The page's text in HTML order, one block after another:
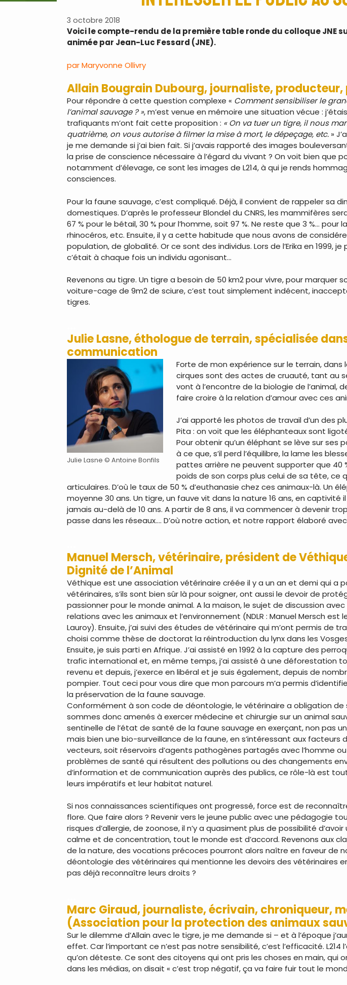
3 octobre 2018
Voici le compte-rendu de la première table ronde du colloque JNE
animée par Jean-Luc Fessard (JNE).
parMaryvonne Ollivry
Allain Bougrain Dubourg, journaliste, producteur,
Pour répondre à cette question complexe « Comment sensibiliser le
l’animal sauvage ? », m’est venue en mémoire une situation vécue :
trafiquants m’ont fait cette proposition : « On va tuer un tigre, il nous
quatrième, on vous autorise à filmer la mise à mort, le dépeçage, etc. »
je me demande si j’ai bien fait. Si j’avais rapporté des images
la prise de conscience nécessaire à l’égard du vivant ? On voit bien que
notamment d’élevage, ce sont les images de L214, à qui je rends
consciences.
Pour la faune sauvage, c’est compliqué. Déjà, il convient de rappeler sa
domestiques. D’après le professeur Blondel du CNRS, les mammifères
67 % pour le bétail, 30 % pour l’homme, soit 97 %. Ne reste que 3 %… pour
rhinocéros, etc. Ensuite, il y a cette habitude que nous avons de
population, de globalité. Or ce sont des individus. Lors de l’Erika en 1999,
c’était à chaque fois un individu agonisant…
Revenons au tigre. Un tigre a besoin de 50 km2 pour vivre, pour marquer
voiture-cage de 9m2 de sciure, c’est tout simplement indécent,
tigres.
Julie Lasne, éthologue de terrain, spécialisée
communication
Julie Lasne © Antoine Bonfils
Forte de mon expérience sur le terrain, dans
cirques sont des actes de cruauté, tant au
vont à l’encontre de la biologie de
faire croire à la relation d’amour avec ces
J’ai apporté les photos de travail d’un des
Pita : on voit que les éléphanteaux sont
Pour obtenir qu’un éléphant se lève sur
à ce que, s’il perd l’équilibre, la lame les
pattes arrière ne peuvent supporter que 40
poids de son corps plus celui de sa tête,
articulaires. D’où le taux de 50 % d’euthanasie chez ces animaux-là. Un
moyenne 30 ans. Un tigre, un fauve vit dans la nature 16 ans, en captivité
jamais au-delà de 10 ans. A partir de 8 ans, il va commencer à devenir
passe dans les réseaux…. D’où notre action, et notre rapport élaboré
Manuel Mersch, vétérinaire, président de
Dignité de l’Animal
Véthique est une association vétérinaire créée il y a un an et demi qui a
vétérinaires, s’ils sont bien sûr là pour soigner, ont aussi le devoir de
passionner pour le monde animal. A la maison, le sujet de discussion
relations avec les animaux et l’environnement (NDLR : Manuel Mersch est
Lauroy). Ensuite, j’ai suivi des études de vétérinaire qui m’ont permis de
choisi comme thèse de doctorat la réintroduction du lynx dans les
Ensuite, je suis parti en Afrique. J’ai assisté en 1992 à la capture des
trafic international et, en même temps, j’ai assisté à une déforestation
revenu et depuis, j’exerce en libéral et je suis également, depuis de
pompier. Tout ceci pour vous dire que mon parcours m’a permis
la préservation de la faune sauvage.
Conformément à son code de déontologie, le vétérinaire a obligation de
sommes donc amenés à exercer médecine et chirurgie sur un animal
sentinelle de l’état de santé de la faune sauvage en exerçant, non pas
mais bien une bio-surveillance de la faune, en s’intéressant aux
vecteurs, soit réservoirs d’agents pathogènes partagés avec l’homme
problèmes de santé qui résultent des pollutions ou des changements
d’information et de communication auprès des publics, ce rôle-là est
leurs impératifs et leur habitat naturel.
Si nos connaissances scientifiques ont progressé, force est de
flore. Que faire alors ? Revenir vers le jeune public avec une pédagogie
risques d’allergie, de zoonose, il n’y a quasiment plus de possibilité
calme et de concentration, tout le monde est d’accord. Revenons aux
de la nature, des vocations précoces pourront alors naître en faveur de
déontologie des vétérinaires qui mentionne les devoirs des vétérinaires
pas déjà reconnaître leurs droits ?
Marc Giraud, journaliste, écrivain, chroniqueur,
(Association pour la protection des animaux
Sur le dilemme d’Allain avec le tigre, je me demande si – et à l’époque
effet. Car l’important ce n’est pas notre sensibilité, c’est l’efficacité.
qu’on déteste. Ce sont des citoyens qui ont pris les choses en main,
dans les médias, on disait « c’est trop négatif, ça va faire fuir tout le